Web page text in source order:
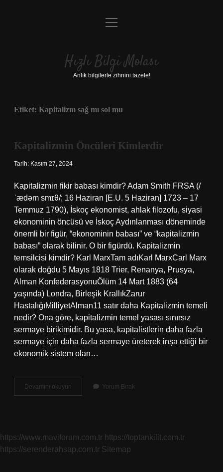
Anasayfa
Yasal Uyarı
menüyü
Hızlı Bilgi Molası
Anlık bilgilerle zihnini tazele!
Etiket: Kapitalizm sağ mı sol mu
Kapitalizmin Öncüleri Kimlerdir
Tarih: Kasım 27, 2024
Kapitalizmin fikir babası kimdir? Adam Smith FRSA (/
ˈædəm smɪθ/; 16 Haziran [E.U. 5 Haziran] 1723 – 17
Temmuz 1790), İskoç ekonomist, ahlak filozofu, siyasi
ekonominin öncüsü ve İskoç Aydınlanması döneminde
önemli bir figür, “ekonominin babası” ve “kapitalizmin
babası” olarak bilinir. O bir figürdü. Kapitalizmin
temsilcisi kimdir? Karl MarxTam adıKarl MarxCarl Marx
olarak doğdu 5 Mayıs 1818 Trier, Renanya, Prusya,
Alman KonfederasyonuÖlüm 14 Mart 1883 (64
yaşında) Londra, Birleşik KrallıkZarur
HastalığıMilliyetAlman11 satır daha Kapitalizmin temeli
nedir? Ona göre, kapitalizmin temel yasası sınırsız
sermaye birikimidir. Bu yasa, kapitalistlerin daha fazla
sermaye için daha fazla sermaye üreterek inşa ettiği bir
ekonomik sistem olan…
Devamını okuyun Kapitalizmin
Öncüleri
Yorum Bırak
https://www.maviforum.com.tr https://toptankilit.com.tr
https://serenderahsap.com.tr Sitemap